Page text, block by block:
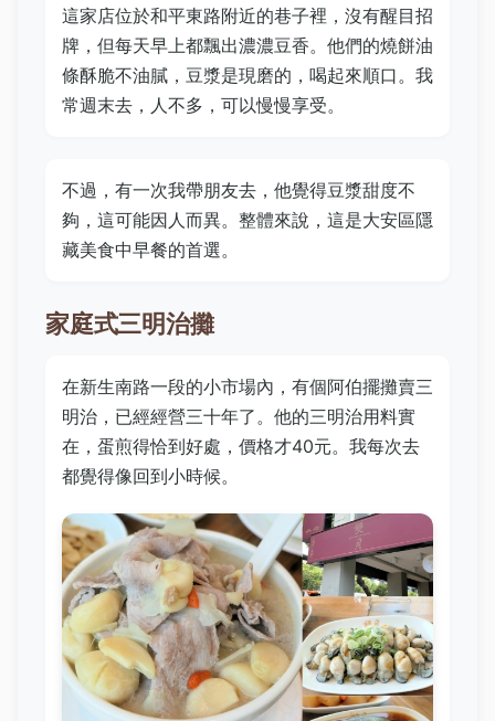
這家店位於和平東路附近的巷子裡，沒有醒目招
牌，但每天早上都飄出濃濃豆香。他們的燒餅油
條酥脆不油膩，豆漿是現磨的，喝起來順口。我
常週末去，人不多，可以慢慢享受。
不過，有一次我帶朋友去，他覺得豆漿甜度不
夠，這可能因人而異。整體來說，這是大安區隱
藏美食中早餐的首選。
家庭式三明治攤
在新生南路一段的小市場內，有個阿伯擺攤賣三
明治，已經經營三十年了。他的三明治用料實
在，蛋煎得恰到好處，價格才40元。我每次去
都覺得像回到小時候。